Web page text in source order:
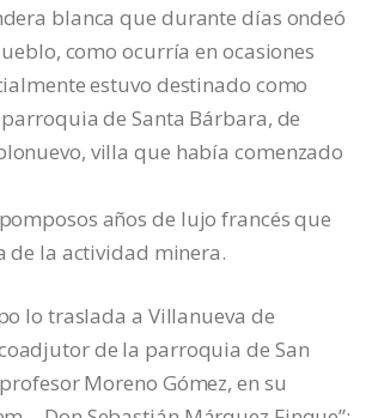
blanca que durante días ondeó
como ocurría en ocasiones
estuvo destinado como
de Santa Bárbara, de
villa que había comenzado
años de lujo francés que
de la actividad minera.
lo traslada a Villanueva de
de la parroquia de San
Moreno Gómez, en su